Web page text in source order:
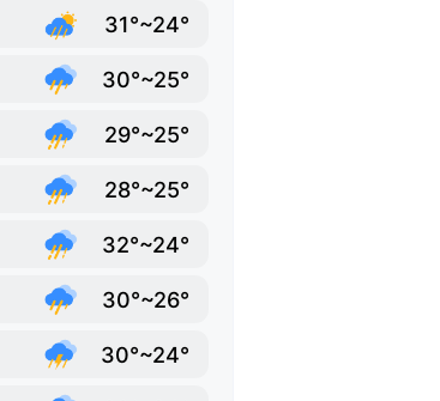
31°~24°
30°~25°
29°~25°
28°~25°
32°~24°
30°~26°
30°~24°